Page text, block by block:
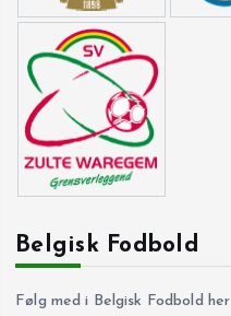
Belgisk Fodbold
Følg med i Belgisk Fodbold her